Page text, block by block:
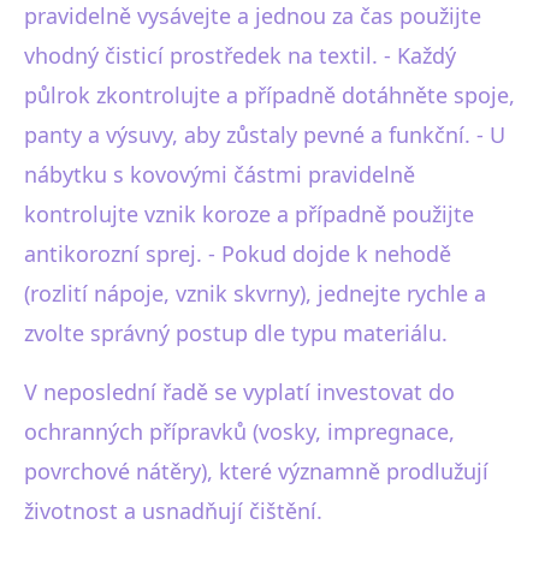
pravidelně vysávejte a jednou za čas použijte
vhodný čisticí prostředek na textil. - Každý
půlrok zkontrolujte a případně dotáhněte spoje,
panty a výsuvy, aby zůstaly pevné a funkční. - U
nábytku s kovovými částmi pravidelně
kontrolujte vznik koroze a případně použijte
antikorozní sprej. - Pokud dojde k nehodě
(rozlití nápoje, vznik skvrny), jednejte rychle a
zvolte správný postup dle typu materiálu.
V neposlední řadě se vyplatí investovat do
ochranných přípravků (vosky, impregnace,
povrchové nátěry), které významně prodlužují
životnost a usnadňují čištění.